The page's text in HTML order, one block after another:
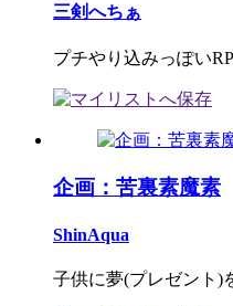
三剣へちぁ
プチやり込みっぽい
企画：苦裏素魔素
ShinAqua
子供に夢(プレゼント)